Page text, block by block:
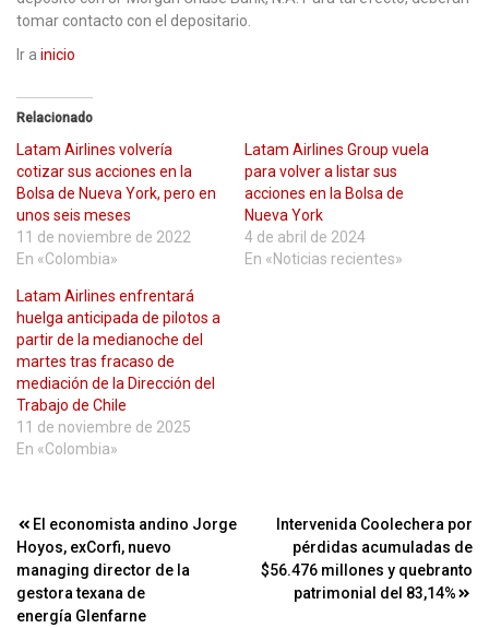
tomar contacto con el depositario.
Ir a inicio
Relacionado
Latam Airlines volvería
cotizar sus acciones en la
Bolsa de Nueva York, pero en
unos seis meses
11 de noviembre de 2022
En «Colombia»
Latam Airlines Group vuela
para volver a listar sus
acciones en la Bolsa de
Nueva York
4 de abril de 2024
En «Noticias recientes»
Latam Airlines enfrentará
huelga anticipada de pilotos a
partir de la medianoche del
martes tras fracaso de
mediación de la Dirección del
Trabajo de Chile
11 de noviembre de 2025
En «Colombia»
Navegación
de
entradas
El economista andino Jorge
Hoyos, exCorfi, nuevo
managing director de la
gestora texana de
energía Glenfarne
Intervenida Coolechera por
pérdidas acumuladas de
$56.476 millones y quebranto
patrimonial del 83,14%